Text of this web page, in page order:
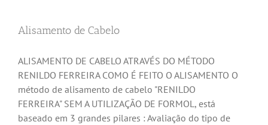
Alisamento de Cabelo
ALISAMENTO DE CABELO ATRAVÉS DO MÉTODO
RENILDO FERREIRA COMO É FEITO O ALISAMENTO O
método de alisamento de cabelo "RENILDO
FERREIRA" SEM A UTILIZAÇÃO DE FORMOL, está
baseado em 3 grandes pilares : Avaliação do tipo de